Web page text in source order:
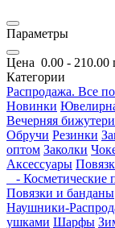
Параметры
Цена 0.00 - 210.00
Категории
Распродажа. Все
Новинки
Вечерняя
Обручи Резинки
оптом Заколки
Аксессуары
- Косметические
Повязки и банданы
Наушники-
ушками Шарфы